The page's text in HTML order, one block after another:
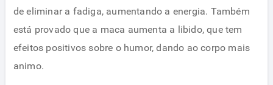
de eliminar a fadiga, aumentando a energia. Também
está provado que a maca aumenta a libido, que tem
efeitos positivos sobre o humor, dando ao corpo mais
animo.